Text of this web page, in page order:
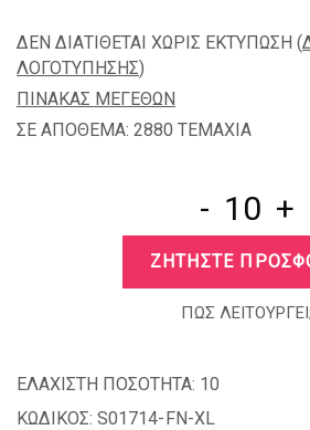
ΔΕΝ ΔΙΑΤΙΘΕΤΑΙ ΧΩΡΙΣ ΕΚΤΥΠΩΣΗ (
ΛΟΓΟΤΥΠΗΣΗΣ)
ΠΙΝΑΚΑΣ ΜΕΓΕΘΩΝ
ΣΕ ΑΠΟΘΕΜΑ: 2880 TEMAXIA
- +
ΖΗΤΗΣΤΕ
ΠΩΣ ΛΕΙΤΟΥΡΓΕΙ;
ΕΛΑΧΙΣΤΗ ΠΟΣΟΤΗΤΑ: 10
ΚΩΔΙΚΟΣ: S01714-FN-XL